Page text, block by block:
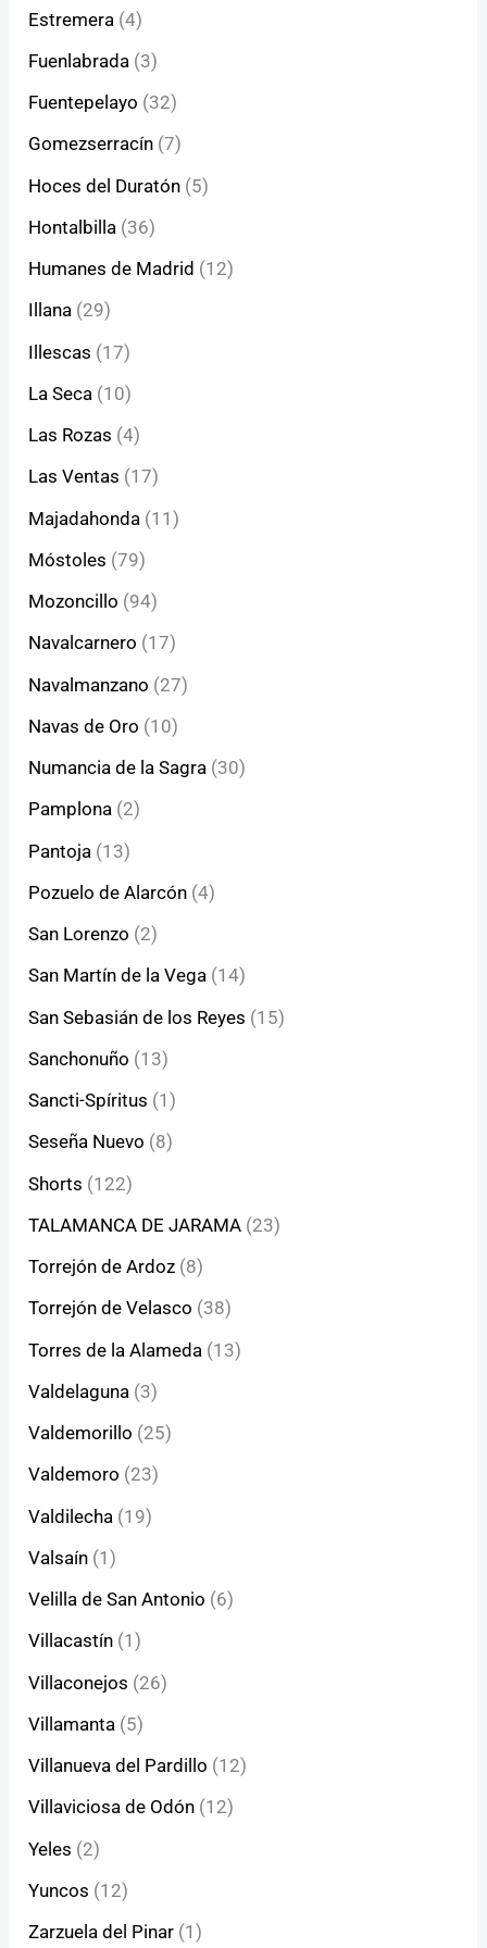
Estremera (4)
Fuenlabrada (3)
Fuentepelayo (32)
Gomezserracín (7)
Hoces del Duratón (5)
Hontalbilla (36)
Humanes de Madrid (12)
Illana (29)
Illescas (17)
La Seca (10)
Las Rozas (4)
Las Ventas (17)
Majadahonda (11)
Móstoles (79)
Mozoncillo (94)
Navalcarnero (17)
Navalmanzano (27)
Navas de Oro (10)
Numancia de la Sagra (30)
Pamplona (2)
Pantoja (13)
Pozuelo de Alarcón (4)
San Lorenzo (2)
San Martín de la Vega (14)
San Sebasián de los Reyes (15)
Sanchonuño (13)
Sancti-Spíritus (1)
Seseña Nuevo (8)
Shorts (122)
TALAMANCA DE JARAMA (23)
Torrejón de Ardoz (8)
Torrejón de Velasco (38)
Torres de la Alameda (13)
Valdelaguna (3)
Valdemorillo (25)
Valdemoro (23)
Valdilecha (19)
Valsaín (1)
Velilla de San Antonio (6)
Villacastín (1)
Villaconejos (26)
Villamanta (5)
Villanueva del Pardillo (12)
Villaviciosa de Odón (12)
Yeles (2)
Yuncos (12)
Zarzuela del Pinar (1)